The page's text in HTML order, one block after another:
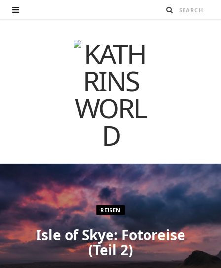
REISEN
Isle of Skye: Fotoreise
(Teil 2)